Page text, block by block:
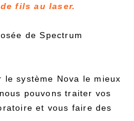
fils au laser.
de Spectrum
le système Nova le mieux
pouvons traiter vos
et vous faire des